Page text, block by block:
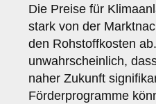
Die Preise für
stark von der
den Rohstoffkosten
unwahrscheinlich,
naher Zukunft
Förderprogramme